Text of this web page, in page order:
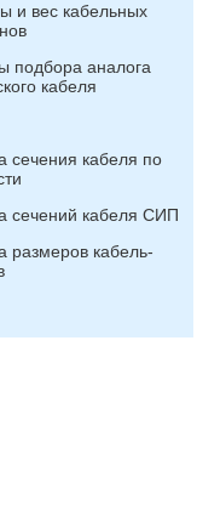
и вес кабельных
подбора аналога
кабеля
сечения кабеля по
сечений кабеля СИП
размеров кабель-